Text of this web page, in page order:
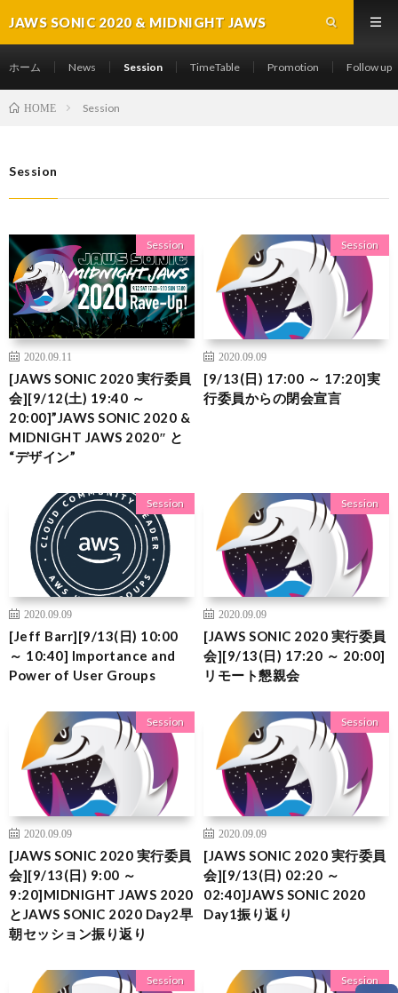
JAWS SONIC 2020 & MIDNIGHT JAWS
ホーム News Session TimeTable Promotion Follow up
HOME Session
Session
Session
2020.09.11
[JAWS SONIC 2020 実行委員
会][9/12(土) 19:40 ～
20:00]”JAWS SONIC 2020 &
MIDNIGHT JAWS 2020″ と
“デザイン”
Session
2020.09.09
[9/13(日) 17:00 ～ 17:20]実
行委員からの閉会宣言
Session
2020.09.09
[Jeff Barr][9/13(日) 10:00
～ 10:40] Importance and
Power of User Groups
Session
2020.09.09
[JAWS SONIC 2020 実行委員
会][9/13(日) 17:20 ～ 20:00]
リモート懇親会
Session
2020.09.09
[JAWS SONIC 2020 実行委員
会][9/13(日) 9:00 ～
9:20]MIDNIGHT JAWS 2020
とJAWS SONIC 2020 Day2早
朝セッション振り返り
Session
2020.09.09
[JAWS SONIC 2020 実行委員
会][9/13(日) 02:20 ～
02:40]JAWS SONIC 2020
Day1振り返り
Session Session